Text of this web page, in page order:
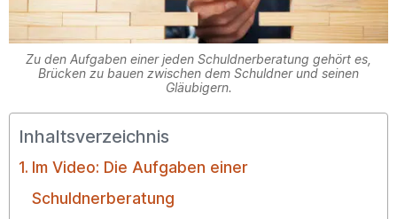
Zu den Aufgaben einer jeden Schuldnerberatung gehört es,
Brücken zu bauen zwischen dem Schuldner und seinen
Gläubigern.
Inhaltsverzeichnis
Im Video: Die Aufgaben einer
Schuldnerberatung